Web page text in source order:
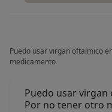
Puedo usar virgan oftalmico
medicamento
Puedo usar virgan
Por no tener otro